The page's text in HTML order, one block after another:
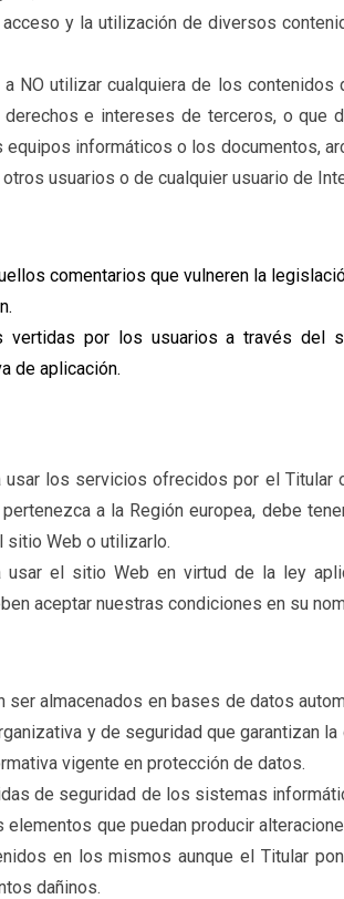
y la utilización de diversos
NO utilizar cualquiera de los
e intereses de terceros, o que
informáticos o los documentos,
usuarios o de cualquier usuario de
comentarios que vulneren la
por los usuarios a través del
de aplicación.
los servicios ofrecidos por el Titular
a la Región europea, debe
sitio Web o utilizarlo.
usar el sitio Web en virtud de la ley
aceptar nuestras condiciones en su
almacenados en bases de datos
y de seguridad que garantizan
vigente en protección de datos.
de seguridad de los sistemas
que puedan producir
en los mismos aunque el Titular
dañinos.